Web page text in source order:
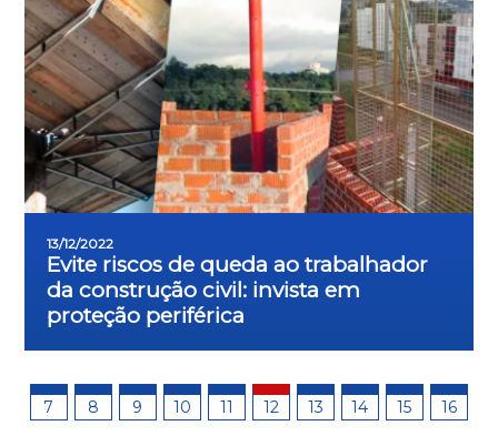
13/12/2022
Evite riscos de queda ao trabalhador
da construção civil: invista em
proteção periférica
7 8 9 10 11 12 13 14 15 16